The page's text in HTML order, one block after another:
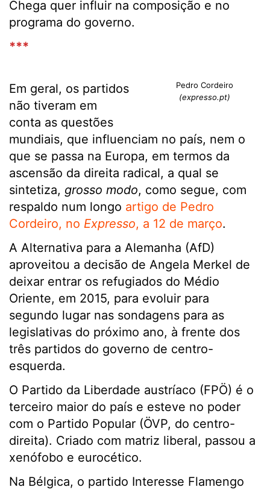
Chega quer influir na composição e no
programa do governo.
***
Pedro Cordeiro
(expresso.pt)
Em geral, os partidos
não tiveram em
conta as questões
mundiais, que influenciam no país, nem o
que se passa na Europa, em termos da
ascensão da direita radical, a qual se
sintetiza, grosso modo, como segue, com
respaldo num longo artigo de Pedro
Cordeiro, no Expresso, a 12 de março.
A Alternativa para a Alemanha (AfD)
aproveitou a decisão de Angela Merkel de
deixar entrar os refugiados do Médio
Oriente, em 2015, para evoluir para
segundo lugar nas sondagens para as
legislativas do próximo ano, à frente dos
três partidos do governo de centro-
esquerda.
O Partido da Liberdade austríaco (FPÖ) é o
terceiro maior do país e esteve no poder
com o Partido Popular (ÖVP, do centro-
direita). Criado com matriz liberal, passou a
xenófobo e eurocético.
Na Bélgica, o partido Interesse Flamengo